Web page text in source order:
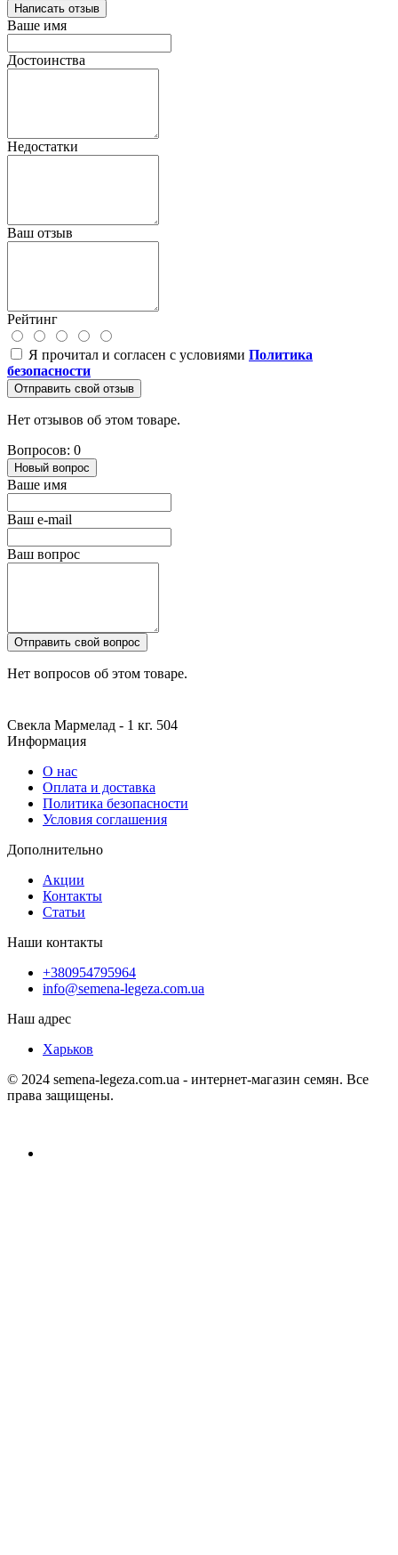
Написать отзыв
Ваше имя
Достоинства
Недостатки
Ваш отзыв
Рейтинг
Я прочитал и согласен с условиями Политика
безопасности
Отправить свой отзыв
Нет отзывов об этом товаре.
Вопросов: 0
Новый вопрос
Ваше имя
Ваш e-mail
Ваш вопрос
Отправить свой вопрос
Нет вопросов об этом товаре.
Свекла Мармелад - 1 кг. 504
Информация
О нас
Оплата и доставка
Политика безопасности
Условия соглашения
Дополнительно
Акции
Контакты
Статьи
Наши контакты
+380954795964
info@semena-legeza.com.ua
Наш адрес
Харьков
© 2024 semena-legeza.com.ua - интернет-магазин семян. Все
права защищены.